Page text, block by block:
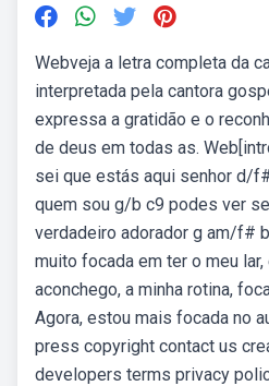
Webveja a letra completa da
interpretada pela cantora
expressa a gratidão e o
de deus em todas as.
sei que estás aqui senhor d/
quem sou g/b c9 podes ver
verdadeiro adorador g am/f#
muito focada em ter o meu
aconchego, a minha rotina,
Agora, estou mais focada no
press copyright contact us
developers terms privacy